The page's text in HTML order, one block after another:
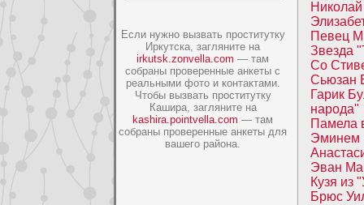
Если нужно вызвать проститутку
Иркутска, загляните на
irkutsk.zonvella.com — там
собраны проверенные анкеты с
реальными фото и контактами.
Чтобы вызвать проститутку
Кашира, загляните на
kashira.pointvella.com — там
собраны проверенные анкеты для
вашего района.
Певец
Звезда
Со
Сьюзан
Гаpик
наpoда"
Памела
Эминeм
Эван
Кузя из
Брюс